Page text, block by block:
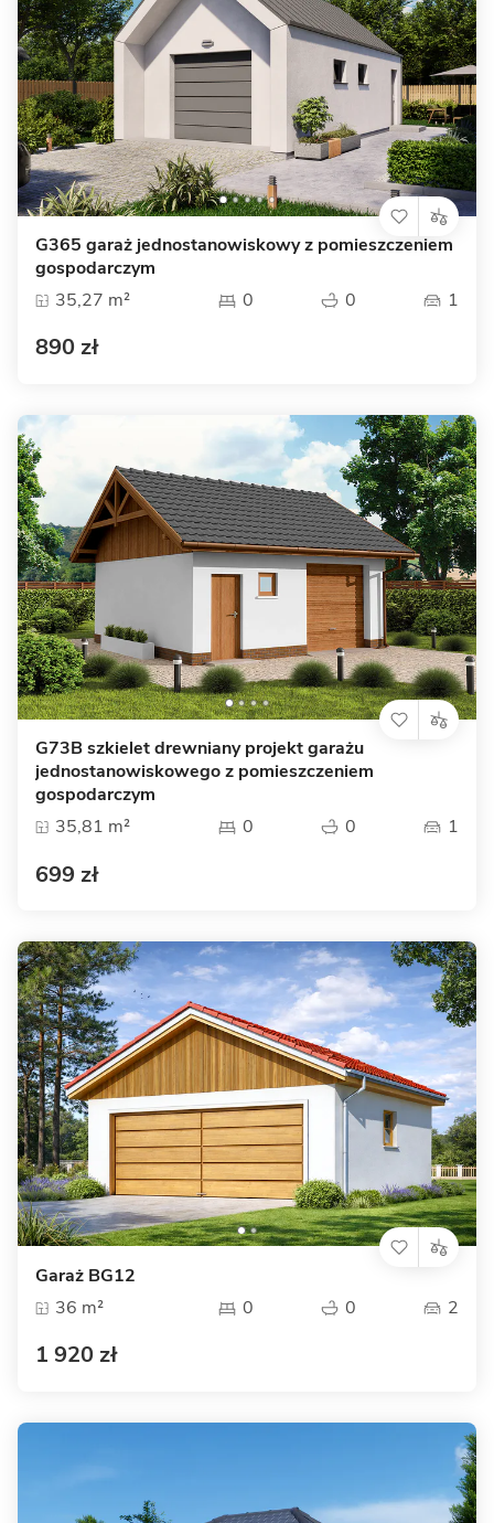
G365 garaż jednostanowiskowy z pomieszczeniem
gospodarczym
35,27 m²
0 0 1
890 zł
G73B szkielet drewniany projekt garażu
jednostanowiskowego z pomieszczeniem
gospodarczym
35,81 m²
0 0 1
699 zł
Garaż BG12
36 m²
0 0 2
1 920 zł